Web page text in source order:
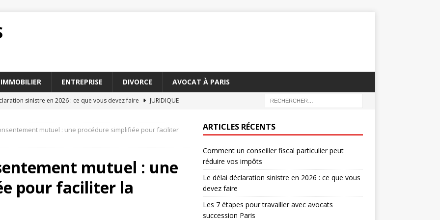
IMMOBILIER ENTREPRISE DIVORCE AVOCAT À PARIS
sinistre en 2026 : ce que vous devez faire
JURIDIQUE
droit peut aider à résoudre les conflits familiaux
DIVORCE
conseiller fiscal particulier peut réduire vos impôts
mutuel : une procédure simplifiée pour faciliter
mutuel : une
pour faciliter la
ARTICLES RÉCENTS
Comment un conseiller fiscal particulier peut
réduire vos impôts
Le délai déclaration sinistre en 2026 : ce que vous
devez faire
Les 7 étapes pour travailler avec avocats
succession Paris